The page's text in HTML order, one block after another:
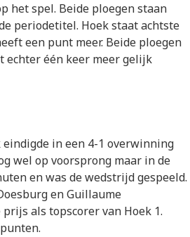
het spel. Beide ploegen staan
periodetitel. Hoek staat achtste
een punt meer. Beide ploegen
echter één keer meer gelijk
in een 4-1 overwinning
wel op voorsprong maar in de
en was de wedstrijd gespeeld.
en Guillaume
als topscorer van Hoek 1.